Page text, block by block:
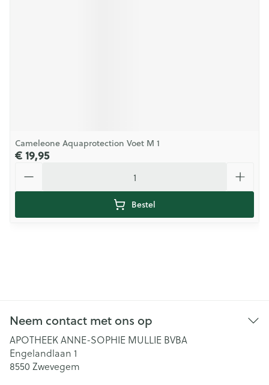
Cameleone Aquaprotection Voet M 1
€ 19,95
Bestel
Neem contact met ons op
APOTHEEK ANNE-SOPHIE MULLIE BVBA
Engelandlaan 1
8550 Zwevegem